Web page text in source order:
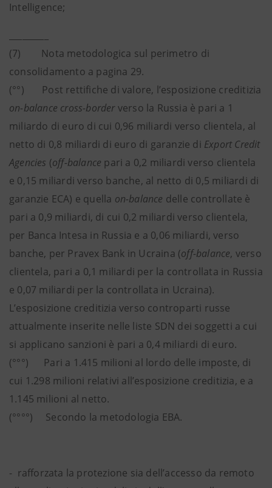
Intelligence;
(7) Nota metodologica sul perimetro di
consolidamento a pagina 29.
(°°) Post rettifiche di valore, l’esposizione creditizia
on-balance cross-borderverso la Russia è pari a 1
miliardo di euro di cui 0,96 miliardi verso clientela, al
netto di 0,8 miliardi di euro di garanzie di Export Credit
Agencies (off-balance pari a 0,2 miliardi verso clientela
e 0,15 miliardi verso banche, al netto di 0,5 miliardi di
garanzie ECA) e quella on-balance delle controllate è
pari a 0,9 miliardi, di cui 0,2 miliardi verso clientela,
per Banca Intesa in Russia e a 0,06 miliardi, verso
banche, per Pravex Bank in Ucraina (off-balance, verso
clientela, pari a 0,1 miliardi per la controllata in Russia
e 0,07 miliardi per la controllata in Ucraina).
L’esposizione creditizia verso controparti russe
attualmente inserite nelle liste SDN dei soggetti a cui
si applicano sanzioni è pari a 0,4 miliardi di euro.
(°°°) Pari a 1.415 milioni al lordo delle imposte, di
cui 1.298 milioni relativi all’esposizione creditizia, e a
1.145 milioni al netto.
(°°°°) Secondo la metodologia EBA.
- rafforzata la protezione sia dell’accesso da remoto